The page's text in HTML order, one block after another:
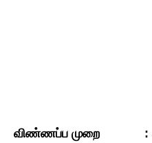
விண்ணப்ப முறை :